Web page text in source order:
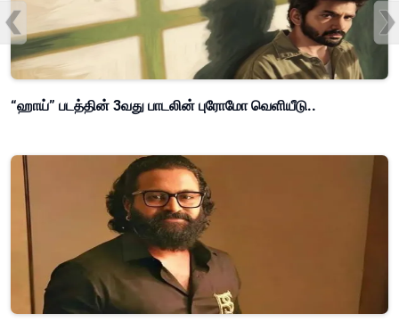
“ஹாய்” படத்தின் 3வது பாடலின் புரோமோ வெளியீடு..